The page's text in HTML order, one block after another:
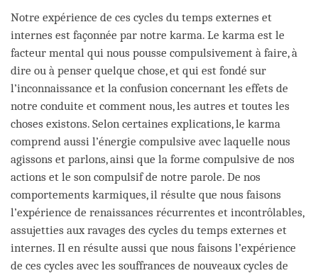
Notre expérience de ces cycles du temps externes et
internes est façonnée par notre karma. Le karma est le
facteur mental qui nous pousse compulsivement à faire, à
dire ou à penser quelque chose, et qui est fondé sur
l’inconnaissance et la confusion concernant les effets de
notre conduite et comment nous, les autres et toutes les
choses existons. Selon certaines explications, le karma
comprend aussi l’énergie compulsive avec laquelle nous
agissons et parlons, ainsi que la forme compulsive de nos
actions et le son compulsif de notre parole. De nos
comportements karmiques, il résulte que nous faisons
l’expérience de renaissances récurrentes et incontrôlables,
assujetties aux ravages des cycles du temps externes et
internes. Il en résulte aussi que nous faisons l’expérience
de ces cycles avec les souffrances de nouveaux cycles de